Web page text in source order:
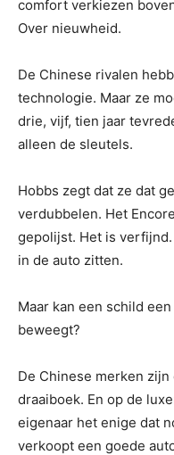
comfort verkiezen
Over nieuwheid.
De Chinese rivalen
technologie. Maar ze
drie, vijf, tien jaar
alleen de sleutels.
Hobbs zegt dat ze dat
verdubbelen. Het
gepolijst. Het is
in de auto zitten.
Maar kan een schild
beweegt?
De Chinese merken
draaiboek. En op de
eigenaar het enige dat
verkoopt een goede